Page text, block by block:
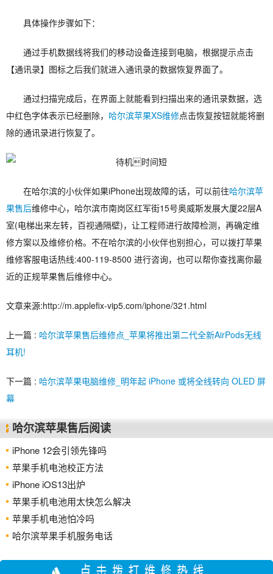
具体操作步骤如下：
通过手机数据线将我们的移动设备连接到电脑，根据提示点击
【通讯录】图标之后我们就进入通讯录的数据恢复界面了。
通过扫描完成后，在界面上就能看到扫描出来的通讯录数据，选
中红色字体表示已经删除， 哈尔滨苹果XS维修点击恢复按钮就能将删
除的通讯录进行恢复了。
在哈尔滨的小伙伴如果iPhone出现故障的话，可以前往哈尔滨苹
果售后维修中心，哈尔滨市南岗区红军街15号奥威斯发展大厦22层A
室(电梯出来左转，百视通隔壁)，让工程师进行故障检测，再确定维
修方案以及维修价格。不在哈尔滨的小伙伴也别担心，可以拨打苹果
维修客服电话热线:400-119-8500 进行咨询，也可以帮你查找离你最
近的正规苹果售后维修中心。
文章来源:http://m.applefix-vip5.com/iphone/321.html
上一篇 : 哈尔滨苹果售后维修点_苹果将推出第二代全新AirPods无线
耳机!
下一篇 : 哈尔滨苹果电脑维修_明年起 iPhone 或将全线转向 OLED 屏
幕
哈尔滨苹果售后阅读
iPhone 12会引领先锋吗
苹果手机电池校正方法
iPhone iOS13出炉
苹果手机电池用太快怎么解决
苹果手机电池怕冷吗
哈尔滨苹果手机服务电话